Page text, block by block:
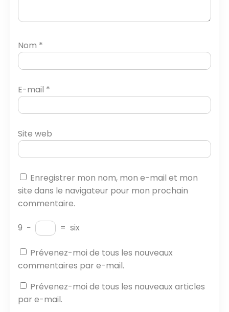
Nom *
E-mail *
Site web
Enregistrer mon nom, mon e-mail et mon
site dans le navigateur pour mon prochain
commentaire.
9 − = six
Prévenez-moi de tous les nouveaux
commentaires par e-mail.
Prévenez-moi de tous les nouveaux articles
par e-mail.